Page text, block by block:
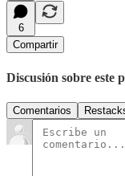
6
Compartir
Discusión sobre este
Comentarios